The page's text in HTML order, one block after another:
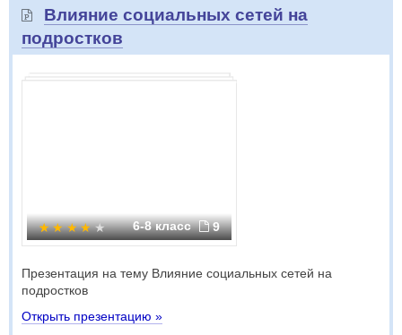
Влияние социальных сетей на
подростков
6-8 класс 9
Презентация на тему Влияние социальных сетей на
подростков
Открыть презентацию »